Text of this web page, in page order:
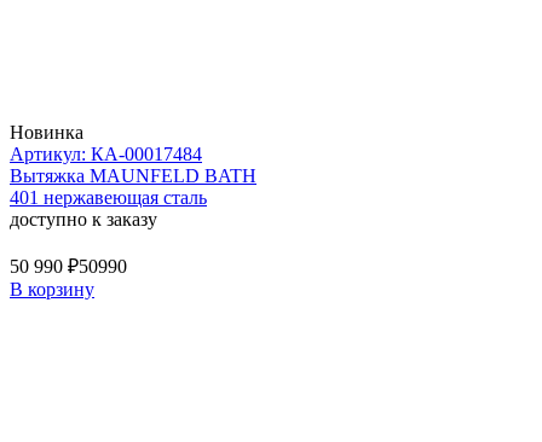
Новинка
Артикул: КА-00017484
Вытяжка MAUNFELD BATH
401 нержавеющая сталь
доступно к заказу
50 990 ₽50990
В корзину